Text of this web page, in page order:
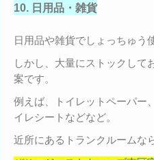
10. 日用品・雑貨
日用品や雑貨でしょっちゅう
しかし、大量にストックして
案です。
例えば、トイレットペーパー
イレシートなどなど。
近所にあるトランクルームな